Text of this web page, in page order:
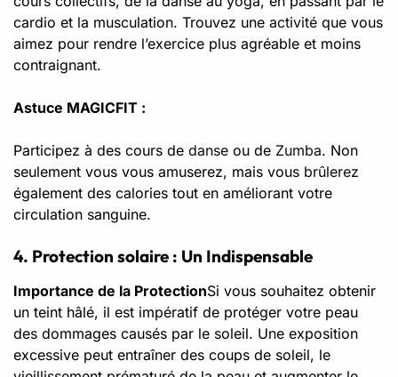
cardio et la musculation. Trouvez une activité que vous
aimez pour rendre l’exercice plus agréable et moins
contraignant.
Astuce MAGICFIT :
Participez à des cours de danse ou de Zumba. Non
seulement vous vous amuserez, mais vous brûlerez
également des calories tout en améliorant votre
circulation sanguine.
4. Protection solaire : Un Indispensable
Importance de la ProtectionSi vous souhaitez obtenir
un teint hâlé, il est impératif de protéger votre peau
des dommages causés par le soleil. Une exposition
excessive peut entraîner des coups de soleil, le